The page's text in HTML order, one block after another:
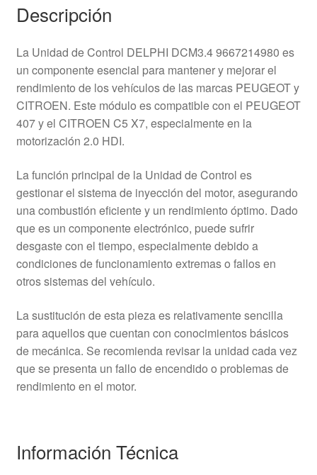
Descripción
La Unidad de Control DELPHI DCM3.4 9667214980 es
un componente esencial para mantener y mejorar el
rendimiento de los vehículos de las marcas PEUGEOT y
CITROEN. Este módulo es compatible con el PEUGEOT
407 y el CITROEN C5 X7, especialmente en la
motorización 2.0 HDI.
La función principal de la Unidad de Control es
gestionar el sistema de inyección del motor, asegurando
una combustión eficiente y un rendimiento óptimo. Dado
que es un componente electrónico, puede sufrir
desgaste con el tiempo, especialmente debido a
condiciones de funcionamiento extremas o fallos en
otros sistemas del vehículo.
La sustitución de esta pieza es relativamente sencilla
para aquellos que cuentan con conocimientos básicos
de mecánica. Se recomienda revisar la unidad cada vez
que se presenta un fallo de encendido o problemas de
rendimiento en el motor.
Información Técnica